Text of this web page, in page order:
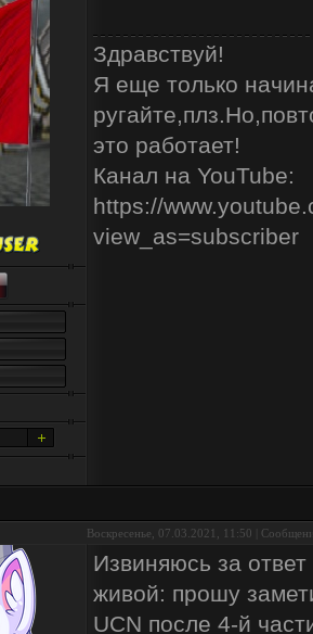
Здравствуй!
Я еще только
это работает!
Канал на YouTube:
https://
view_as=subscriber
Воскресенье, 07.03.2021, 11:50 |
Извиняюсь за
живой: прошу
UCN после 4-й